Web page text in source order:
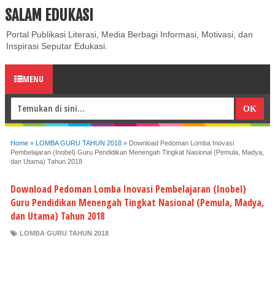
ABOUT CONTACT US
SALAM EDUKASI
Portal Publikasi Literasi, Media Berbagi Informasi, Motivasi, dan
Inspirasi Seputar Edukasi.
MENU
Home » LOMBA GURU TAHUN 2018 » Download Pedoman Lomba Inovasi
Pembelajaran (Inobel) Guru Pendidikan Menengah Tingkat Nasional (Pemula, Madya,
dan Utama) Tahun 2018
Download Pedoman Lomba Inovasi Pembelajaran (Inobel)
Guru Pendidikan Menengah Tingkat Nasional (Pemula, Madya,
dan Utama) Tahun 2018
LOMBA GURU TAHUN 2018